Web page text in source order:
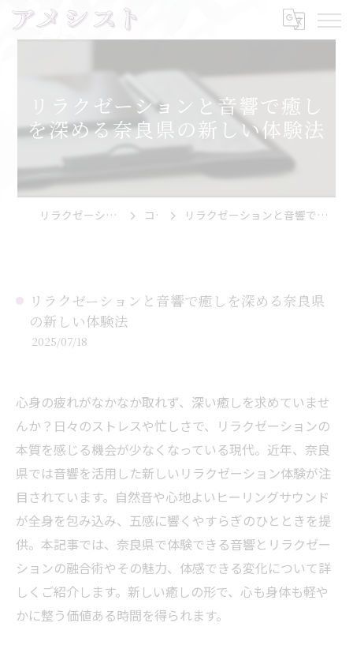
リラクゼーションと音響で癒し
を深める奈良県の新しい体験法
リラクゼーションならアメシスト コラム リラクゼーションと音響で癒しを深める奈良県の新しい体験法
リラクゼーションと音響で癒しを深める奈良県
の新しい体験法
2025/07/18
心身の疲れがなかなか取れず、深い癒しを求めていませ
んか？日々のストレスや忙しさで、リラクゼーションの
本質を感じる機会が少なくなっている現代。近年、奈良
県では音響を活用した新しいリラクゼーション体験が注
目されています。自然音や心地よいヒーリングサウンド
が全身を包み込み、五感に響くやすらぎのひとときを提
供。本記事では、奈良県で体験できる音響とリラクゼー
ションの融合術やその魅力、体感できる変化について詳
しくご紹介します。新しい癒しの形で、心も身体も軽や
かに整う価値ある時間を得られます。